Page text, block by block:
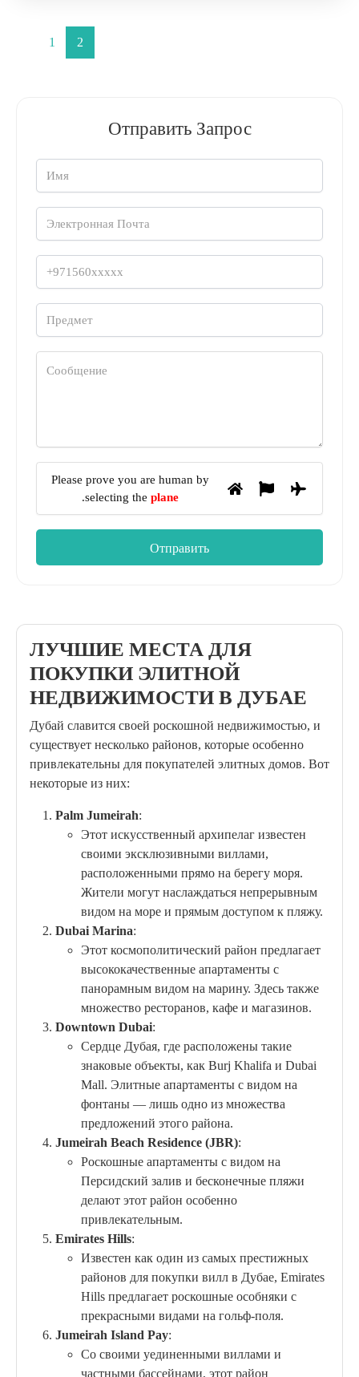
1 2
Отправить Запрос
Please prove you are human by
selecting the plane
.
ЛУЧШИЕ МЕСТА ДЛЯ
ПОКУПКИ ЭЛИТНОЙ
НЕДВИЖИМОСТИ В ДУБАЕ
Дубай славится своей роскошной недвижимостью, и
существует несколько районов, которые особенно
привлекательны для покупателей элитных домов. Вот
некоторые из них:
Palm Jumeirah:
Этот искусственный архипелаг известен
своими эксклюзивными виллами,
расположенными прямо на берегу моря.
Жители могут наслаждаться непрерывным
видом на море и прямым доступом к пляжу.
Dubai Marina:
Этот космополитический район предлагает
высококачественные апартаменты с
панорамным видом на марину. Здесь также
множество ресторанов, кафе и магазинов.
Downtown Dubai:
Сердце Дубая, где расположены такие
знаковые объекты, как Burj Khalifa и Dubai
Mall. Элитные апартаменты с видом на
фонтаны — лишь одно из множества
предложений этого района.
Jumeirah Beach Residence (JBR):
Роскошные апартаменты с видом на
Персидский залив и бесконечные пляжи
делают этот район особенно
привлекательным.
Emirates Hills:
Известен как один из самых престижных
районов для покупки вилл в Дубае, Emirates
Hills предлагает роскошные особняки с
прекрасными видами на гольф-поля.
Jumeirah Island Pay:
Со своими уединенными виллами и
частными бассейнами, этот район